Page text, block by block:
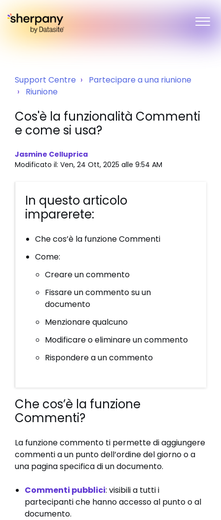
Support Centre
Partecipare a una riunione
Riunione
Cos'è la funzionalità Commenti
e come si usa?
Jasmine Celluprica
Modificato il: Ven, 24 Ott, 2025 alle 9:54 AM
In questo articolo
imparerete:
Che cos’è la funzione Commenti
Come:
Creare un commento
Fissare un commento su un
documento
Menzionare qualcuno
Modificare o eliminare un commento
Rispondere a un commento
Che cos’è la funzione
Commenti?
La funzione commento ti permette di aggiungere
commenti a un punto dell’ordine del giorno o a
una pagina specifica di un documento.
Commenti pubblici: visibili a tutti i
partecipanti che hanno accesso al punto o al
documento.